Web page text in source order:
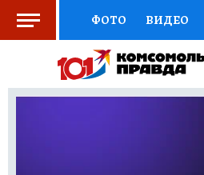
ФОТО ВИДЕО
СОЦПОДДЕРЖКА
ВЫБОР